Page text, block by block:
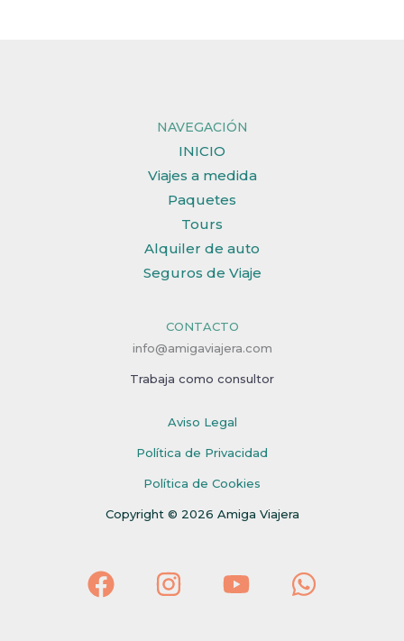
NAVEGACIÓN
INICIO
Viajes a medida
Paquetes
Tours
Alquiler de auto
Seguros de Viaje
CONTACTO
info@amigaviajera.com
Trabaja como consultor
Aviso Legal
Política de Privacidad
Política de Cookies
Copyright © 2026 Amiga Viajera